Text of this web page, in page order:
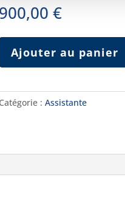
900,00 €
de
Ajouter au panier
Catégorie : Assistante